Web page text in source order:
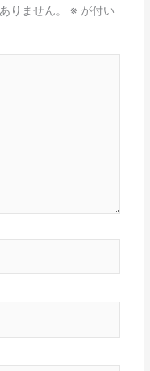
りません。 ※ が付い